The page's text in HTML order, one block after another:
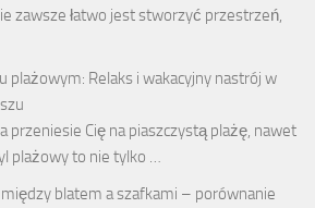
zawsze łatwo jest stworzyć przestrzeń,
plażowym: Relaks i wakacyjny nastrój w
przeniesie Cię na piaszczystą plażę, nawet
plażowy to nie tylko …
między blatem a szafkami – porównanie